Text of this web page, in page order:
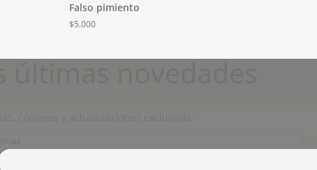
Falso pimiento
$5.000